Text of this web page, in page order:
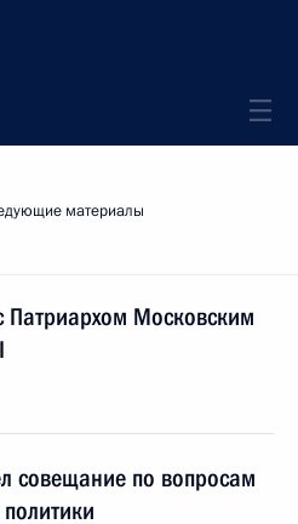
материалы
Патриархом Московским
совещание по вопросам